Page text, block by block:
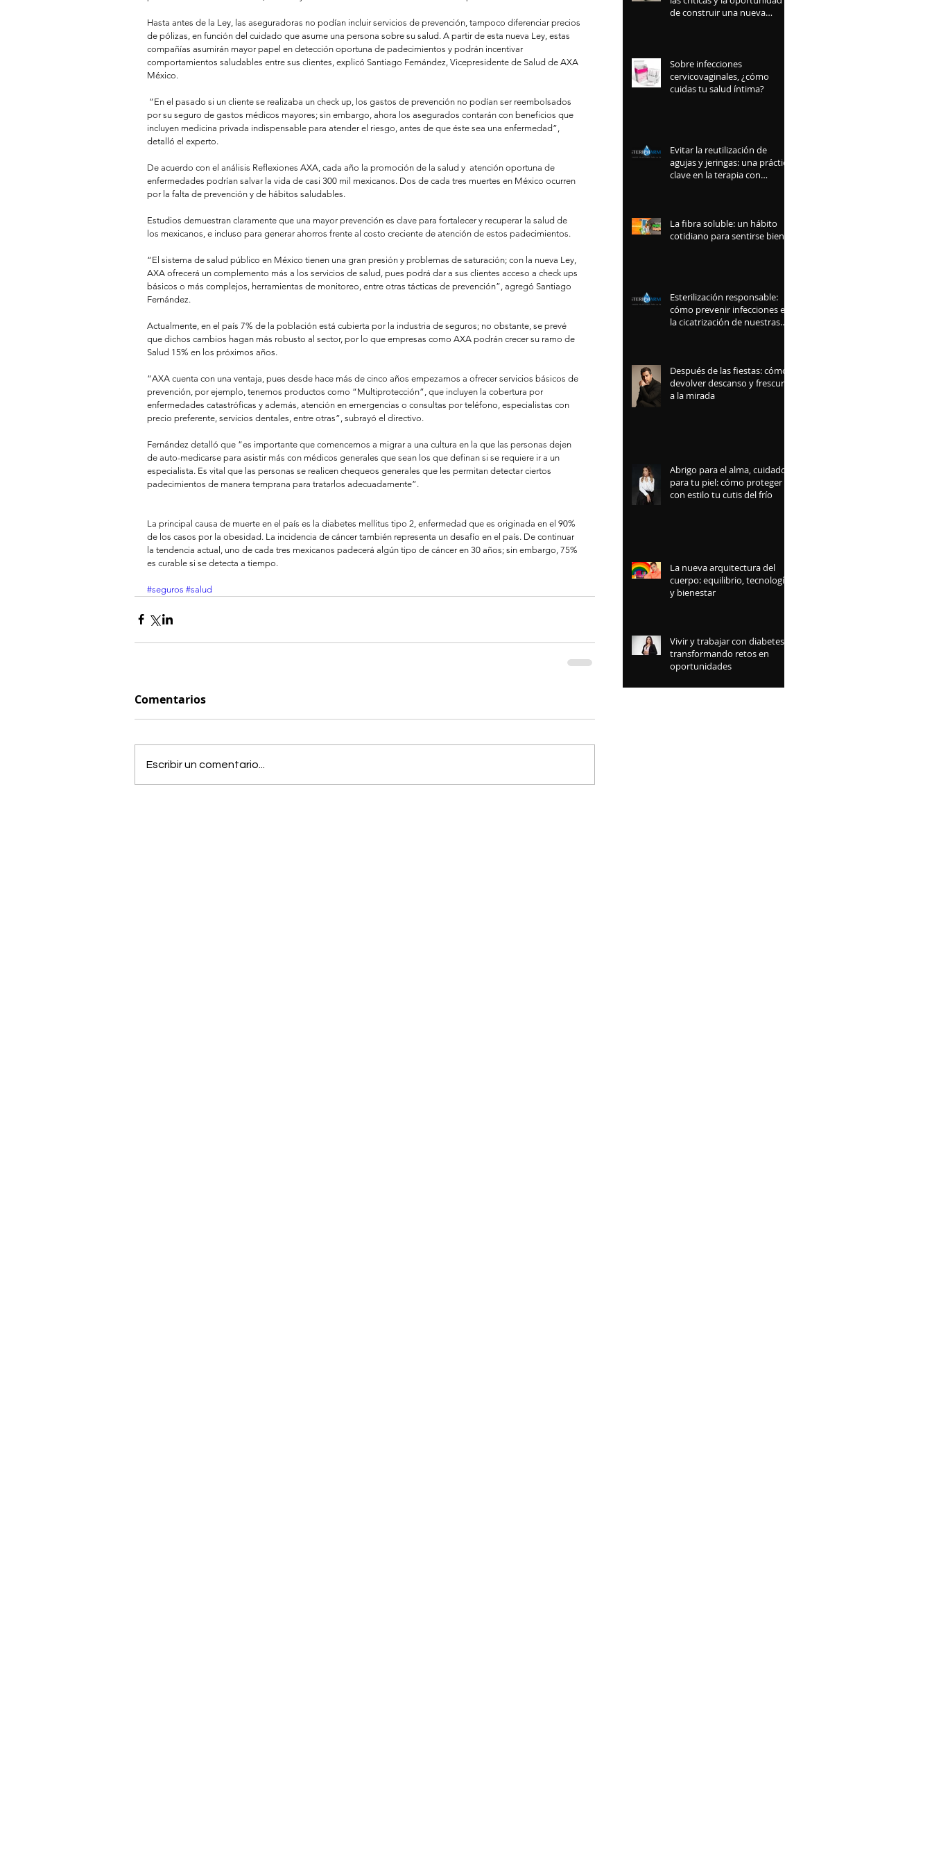
Hasta antes de la Ley, las aseguradoras no podían incluir servicios de prevención, tampoco diferenciar precios
de pólizas, en función del cuidado que asume una persona sobre su salud. A partir de esta nueva Ley, estas
compañías asumirán mayor papel en detección oportuna de padecimientos y podrán incentivar
comportamientos saludables entre sus clientes, explicó Santiago Fernández, Vicepresidente de Salud de AXA
México.
por su seguro de gastos médicos mayores; sin embargo, ahora los asegurados contarán con beneficios que
incluyen medicina privada indispensable para atender el riesgo, antes de que éste sea una enfermedad”,
detalló el experto.
De acuerdo con el análisis Reflexiones AXA, cada año la promoción de la salud y  atención oportuna de
enfermedades podrían salvar la vida de casi 300 mil mexicanos. Dos de cada tres muertes en México ocurren
por la falta de prevención y de hábitos saludables.
Estudios demuestran claramente que una mayor prevención es clave para fortalecer y recuperar la salud de
los mexicanos, e incluso para generar ahorros frente al costo creciente de atención de estos padecimientos.
“El sistema de salud público en México tienen una gran presión y problemas de saturación; con la nueva Ley,
AXA ofrecerá un complemento más a los servicios de salud, pues podrá dar a sus clientes acceso a check ups
básicos o más complejos, herramientas de monitoreo, entre otras tácticas de prevención”, agregó Santiago
Fernández.
Actualmente, en el país 7% de la población está cubierta por la industria de seguros; no obstante, se prevé
que dichos cambios hagan más robusto al sector, por lo que empresas como AXA podrán crecer su ramo de
Salud 15% en los próximos años.
“AXA cuenta con una ventaja, pues desde hace más de cinco años empezamos a ofrecer servicios básicos de
prevención, por ejemplo, tenemos productos como “Multiprotección”, que incluyen la cobertura por
enfermedades catastróficas y además, atención en emergencias o consultas por teléfono, especialistas con
precio preferente, servicios dentales, entre otras”, subrayó el directivo.
Fernández detalló que “es importante que comencemos a migrar a una cultura en la que las personas dejen
de auto-medicarse para asistir más con médicos generales que sean los que definan si se requiere ir a un
especialista. Es vital que las personas se realicen chequeos generales que les permitan detectar ciertos
padecimientos de manera temprana para tratarlos adecuadamente”.
La principal causa de muerte en el país es la diabetes mellitus tipo 2, enfermedad que es originada en el 90%
de los casos por la obesidad. La incidencia de cáncer también representa un desafío en el país. De continuar
la tendencia actual, uno de cada tres mexicanos padecerá algún tipo de cáncer en 30 años; sin embargo, 75%
es curable si se detecta a tiempo.
#seguros #salud
Comentarios
Escribir un comentario...
de construir una nueva
Sobre infecciones
cervicovaginales, ¿cómo
cuidas tu salud íntima?
Evitar la reutilización de
agujas y jeringas: una práctica
clave en la terapia con
La fibra soluble: un hábito
cotidiano para sentirse bien
Esterilización responsable:
cómo prevenir infecciones en
la cicatrización de nuestras
Después de las fiestas: cómo
devolver descanso y frescura
a la mirada
Abrigo para el alma, cuidado
para tu piel: cómo proteger
con estilo tu cutis del frío
La nueva arquitectura del
cuerpo: equilibrio, tecnología
y bienestar
Vivir y trabajar con diabetes:
transformando retos en
oportunidades